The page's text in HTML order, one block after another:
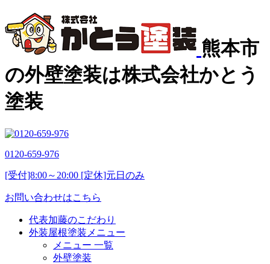
熊本市
の外壁塗装は株式会社かとう
塗装
0120-659-976
[受付]8:00～20:00 [定休]元日のみ
お問い合わせはこちら
代表加藤のこだわり
外装屋根塗装メニュー
メニュー 一覧
外壁塗装